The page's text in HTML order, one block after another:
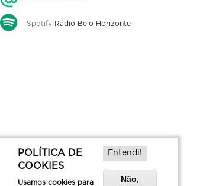
Spotify Rádio Belo Horizonte
POLÍTICA DE
COOKIES
Usamos cookies para
Entendi!
Não,